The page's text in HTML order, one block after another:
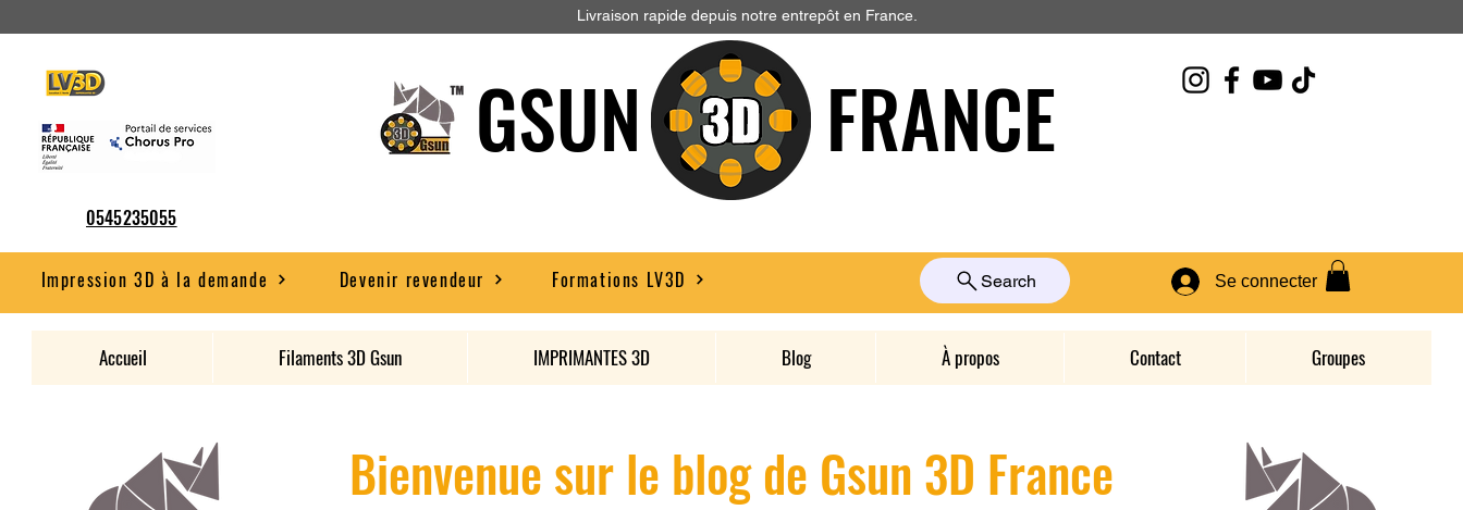
Livraison rapide depuis notre entrepôt en France.
0545235055
GSUN FRANCE
Impression 3D à la demande Devenir revendeur Formations LV3D Se connecter
Search
Accueil Filaments 3D Gsun IMPRIMANTES 3D Blog À propos Contact Groupes
Bienvenue sur le blog de Gsun 3D France